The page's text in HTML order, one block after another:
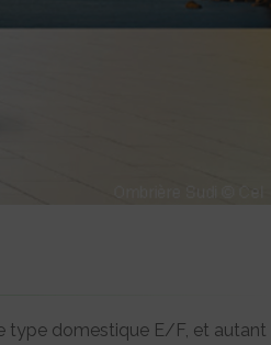
type domestique E/F, et autant